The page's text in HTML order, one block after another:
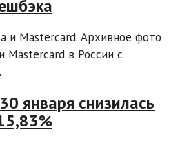
и Mastercard. Архивное фото
Mastercard в России с
января снизилась